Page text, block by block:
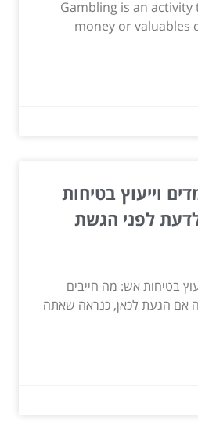
Gambling is an
money or valuables
וייעוץ בטיחות
לפני הגשת
בטיחות אש: מה חייבים
אם הגעת לכאן, כנראה שאתה